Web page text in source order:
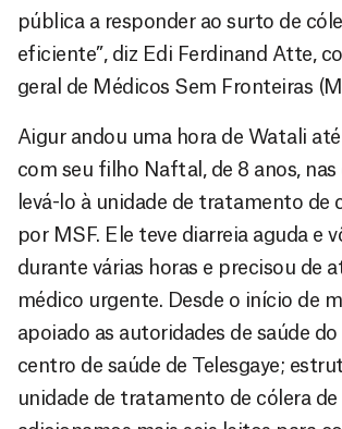
pública a responder ao surto de
eficiente”, diz Edi Ferdinand Atte,
geral de Médicos Sem Fronteiras
Aigur andou uma hora de Watali até
com seu filho Naftal, de 8 anos, nas
levá-lo à unidade de tratamento de
por MSF. Ele teve diarreia aguda e
durante várias horas e precisou de
médico urgente. Desde o início de
apoiado as autoridades de saúde
centro de saúde de Telesgaye;
unidade de tratamento de cólera de